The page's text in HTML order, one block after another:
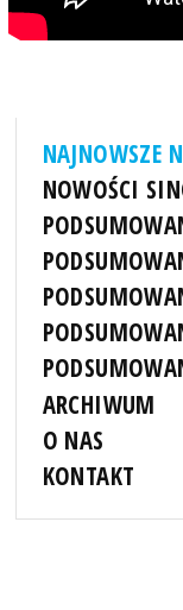
NAJNOWSZE
NOWOŚCI
ARCHIWUM
O NAS
KONTAKT